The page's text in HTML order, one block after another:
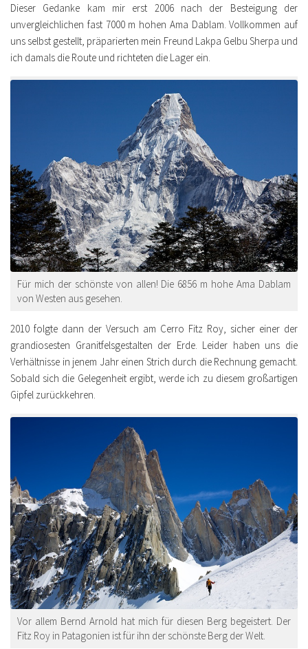
Dieser Gedanke kam mir erst 2006 nach der Besteigung der
unvergleichlichen fast 7000 m hohen Ama Dablam. Vollkommen auf
uns selbst gestellt, präparierten mein Freund Lakpa Gelbu Sherpa und
ich damals die Route und richteten die Lager ein.
Für mich der schönste von allen! Die 6856 m hohe Ama Dablam
von Westen aus gesehen.
2010 folgte dann der Versuch am Cerro Fitz Roy, sicher einer der
grandiosesten Granitfelsgestalten der Erde. Leider haben uns die
Verhältnisse in jenem Jahr einen Strich durch die Rechnung gemacht.
Sobald sich die Gelegenheit ergibt, werde ich zu diesem großartigen
Gipfel zurückkehren.
Vor allem Bernd Arnold hat mich für diesen Berg begeistert. Der
Fitz Roy in Patagonien ist für ihn der schönste Berg der Welt.